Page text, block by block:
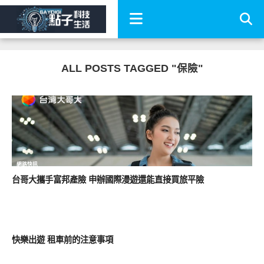
ALL POSTS TAGGED "保險"
網路快訊
台哥大攜手富邦產險 申辦國際漫遊還能直接買旅平險
快樂出遊 租車前的注意事項